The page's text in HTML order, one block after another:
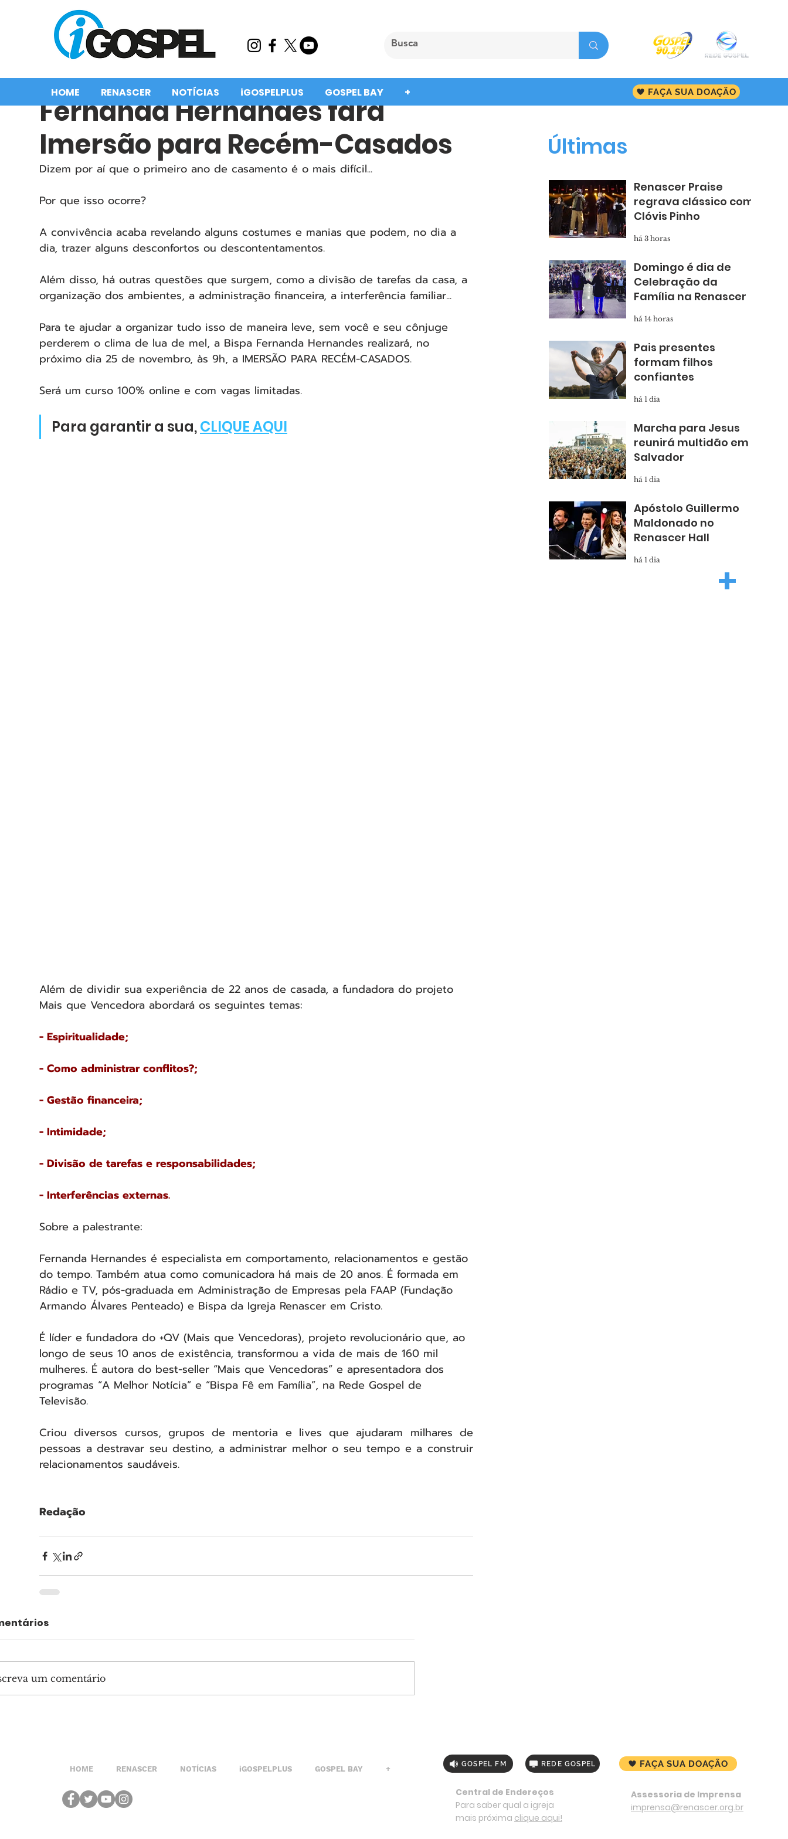
HOME RENASCER NOTÍCIAS iGOSPELPLUS GOSPEL BAY + FAÇA SUA DOAÇÃO
Fernanda Hernandes fará
Imersão para Recém-Casados
Dizem por aí que o primeiro ano de casamento é o mais difícil...
Por que isso ocorre?
A convivência acaba revelando alguns costumes e manias que podem, no dia a
dia, trazer alguns desconfortos ou descontentamentos.
Além disso, há outras questões que surgem, como a divisão de tarefas da casa, a
organização dos ambientes, a administração financeira, a interferência familiar...
Para te ajudar a organizar tudo isso de maneira leve, sem você e seu cônjuge
perderem o clima de lua de mel, a Bispa Fernanda Hernandes realizará, no
próximo dia 25 de novembro, às 9h, a IMERSÃO PARA RECÉM-CASADOS.
Será um curso 100% online e com vagas limitadas.
Para garantir a sua, CLIQUE AQUI
Além de dividir sua experiência de 22 anos de casada, a fundadora do projeto
Mais que Vencedora abordará os seguintes temas:
- Espiritualidade;
- Como administrar conflitos?;
- Gestão financeira;
- Intimidade;
- Divisão de tarefas e responsabilidades;
- Interferências externas.
Sobre a palestrante:
Fernanda Hernandes é especialista em comportamento, relacionamentos e gestão
do tempo. Também atua como comunicadora há mais de 20 anos. É formada em
Rádio e TV, pós-graduada em Administração de Empresas pela FAAP (Fundação
Armando Álvares Penteado) e Bispa da Igreja Renascer em Cristo.
É líder e fundadora do +QV (Mais que Vencedoras), projeto revolucionário que, ao
longo de seus 10 anos de existência, transformou a vida de mais de 160 mil
mulheres. É autora do best-seller “Mais que Vencedoras” e apresentadora dos
programas “A Melhor Notícia” e “Bispa Fê em Família”, na Rede Gospel de
Televisão.
Criou diversos cursos, grupos de mentoria e lives que ajudaram milhares de
pessoas a destravar seu destino, a administrar melhor o seu tempo e a construir
relacionamentos saudáveis.
Redação
um comentário
Renascer Praise
regrava clássico com
Clóvis Pinho
há 3 horas
Domingo é dia de
Celebração da
Família na Renascer
há 14 horas
Pais presentes
formam filhos
confiantes
há 1 dia
Marcha para Jesus
reunirá multidão em
Salvador
há 1 dia
Apóstolo Guillermo
Maldonado no
Renascer Hall
há 1 dia
Últimas
+
HOME RENASCER NOTÍCIAS iGOSPELPLUS GOSPEL BAY +
GOSPEL FM REDE GOSPEL
Central de Endereços
Para saber qual a igreja
mais próxima clique aqui!
FAÇA SUA DOAÇÃO
Assessoria de Imprensa
imprensa@renascer.org.br